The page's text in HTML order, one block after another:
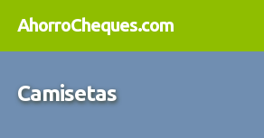
AhorroCheques.com
Camisetas